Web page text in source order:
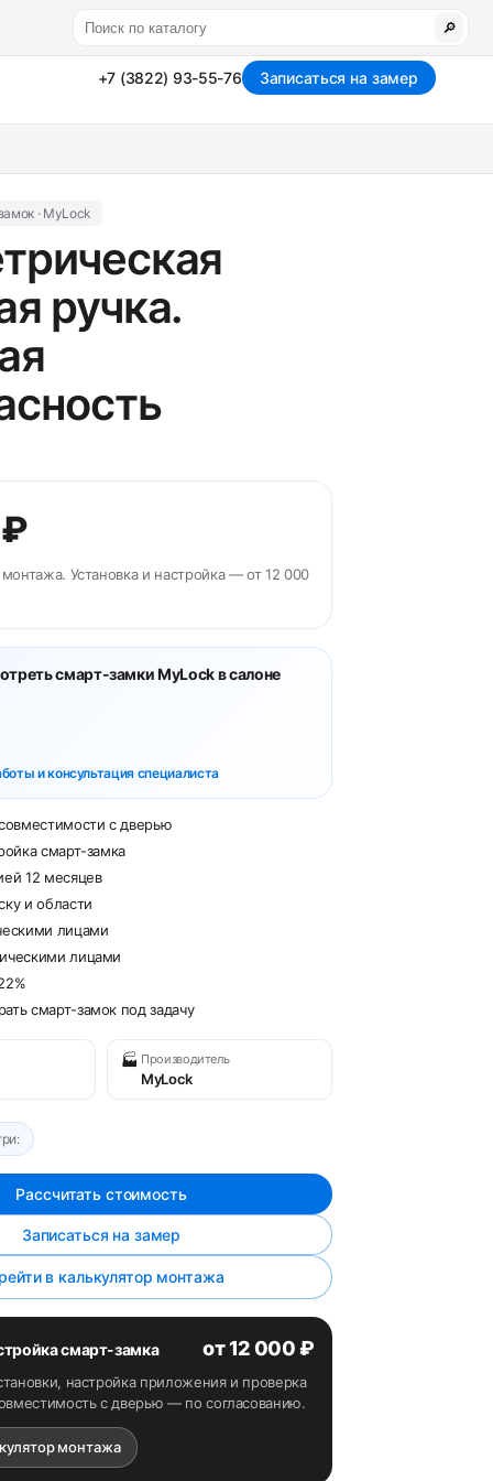
🔎
+7 (3822) 93-55-76 Записаться на замер
· MyLock
ручка.
Установка и настройка — от 12 000
смарт-замки MyLock в салоне
и консультация специалиста
с дверью
смарт-замка
12 месяцев
и области
лицами
лицами
смарт-замок под задачу
🏭 Производитель
MyLock
Рассчитать стоимость
Записаться на замер
в калькулятор монтажа
смарт-замка от 12 000 ₽
настройка приложения и проверка
с дверью — по согласованию.
монтажа